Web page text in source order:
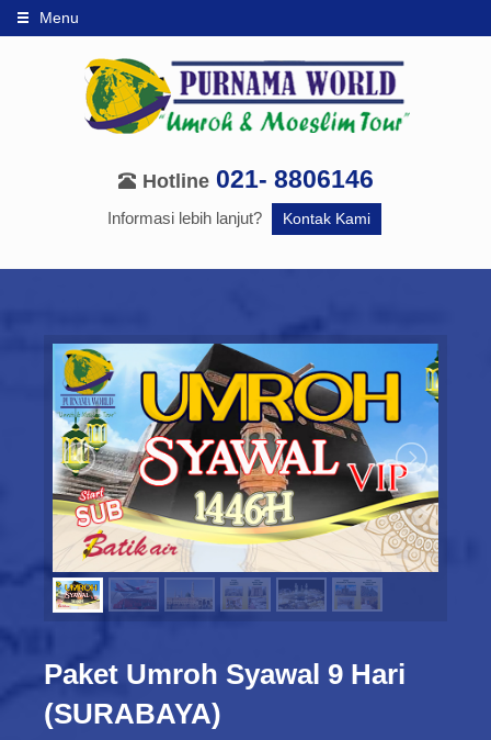
Menu
Hotline 021- 8806146
Informasi lebih lanjut? Kontak Kami
Paket Umroh Syawal 9 Hari
(SURABAYA)